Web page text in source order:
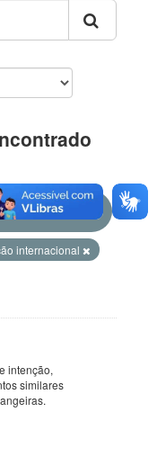
do Acre
internacional
intenção,
similares